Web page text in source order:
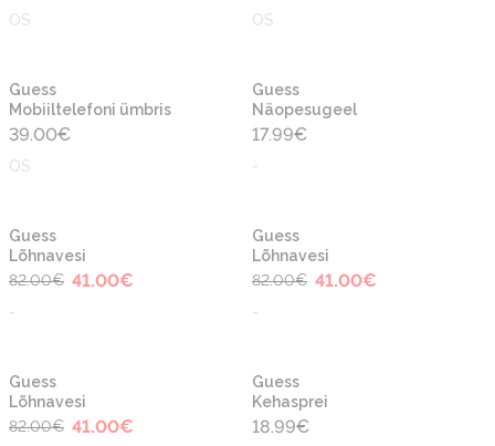
OS OS
Guess
Mobiiltelefoni ümbris
39.00€
OS
Guess
Näopesugeel
17.99€
-
Guess
Lõhnavesi
82.00€ 41.00€
-
Guess
Lõhnavesi
82.00€ 41.00€
-
Guess
Lõhnavesi
82.00€ 41.00€
Guess
Kehasprei
18.99€